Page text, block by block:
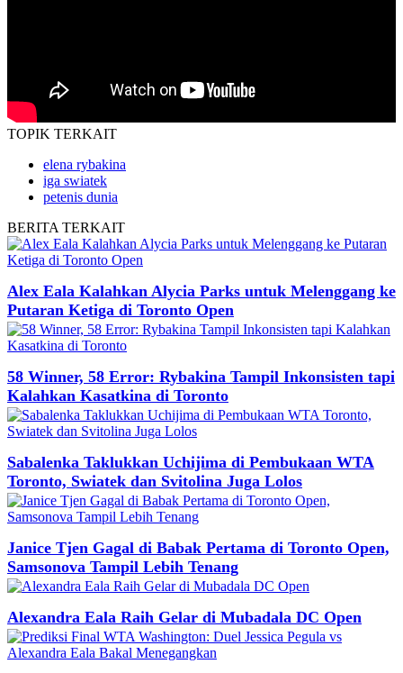
TOPIK TERKAIT
elena rybakina
iga swiatek
petenis dunia
BERITA TERKAIT
Alex Eala Kalahkan Alycia Parks untuk Melenggang ke
Putaran Ketiga di Toronto Open
58 Winner, 58 Error: Rybakina Tampil Inkonsisten tapi
Kalahkan Kasatkina di Toronto
Sabalenka Taklukkan Uchijima di Pembukaan WTA
Toronto, Swiatek dan Svitolina Juga Lolos
Janice Tjen Gagal di Babak Pertama di Toronto Open,
Samsonova Tampil Lebih Tenang
Alexandra Eala Raih Gelar di Mubadala DC Open